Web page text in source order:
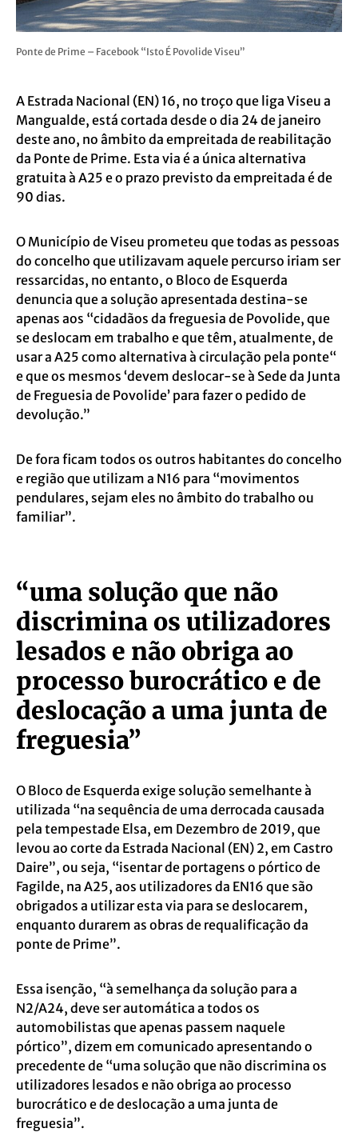
Ponte de Prime – Facebook “Isto É Povolide Viseu”
A Estrada Nacional (EN) 16, no troço que liga Viseu a
Mangualde, está cortada desde o dia 24 de janeiro
deste ano, no âmbito da empreitada de reabilitação
da Ponte de Prime. Esta via é a única alternativa
gratuita à A25 e o prazo previsto da empreitada é de
90 dias.
O Município de Viseu prometeu que todas as pessoas
do concelho que utilizavam aquele percurso iriam ser
ressarcidas, no entanto, o Bloco de Esquerda
denuncia que a solução apresentada destina-se
apenas aos “cidadãos da freguesia de Povolide, que
se deslocam em trabalho e que têm, atualmente, de
usar a A25 como alternativa à circulação pela ponte“
e que os mesmos ‘devem deslocar-se à Sede da Junta
de Freguesia de Povolide’ para fazer o pedido de
devolução.”
De fora ficam todos os outros habitantes do concelho
e região que utilizam a N16 para “movimentos
pendulares, sejam eles no âmbito do trabalho ou
familiar”.
“uma solução que não
discrimina os utilizadores
lesados e não obriga ao
processo burocrático e de
deslocação a uma junta de
freguesia”
O Bloco de Esquerda exige solução semelhante à
utilizada “na sequência de uma derrocada causada
pela tempestade Elsa, em Dezembro de 2019, que
levou ao corte da Estrada Nacional (EN) 2, em Castro
Daire”, ou seja, “isentar de portagens o pórtico de
Fagilde, na A25, aos utilizadores da EN16 que são
obrigados a utilizar esta via para se deslocarem,
enquanto durarem as obras de requalificação da
ponte de Prime”.
Essa isenção, “à semelhança da solução para a
N2/A24, deve ser automática a todos os
automobilistas que apenas passem naquele
pórtico”, dizem em comunicado apresentando o
precedente de “uma solução que não discrimina os
utilizadores lesados e não obriga ao processo
burocrático e de deslocação a uma junta de
freguesia”.